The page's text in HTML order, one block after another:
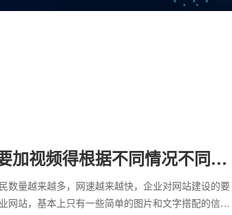
加视频得根据不同情况不同对
数量越来越多，网速越来越快，企业对网站建设的要
网站，基本上只有一些简单的图片和文字搭配的信